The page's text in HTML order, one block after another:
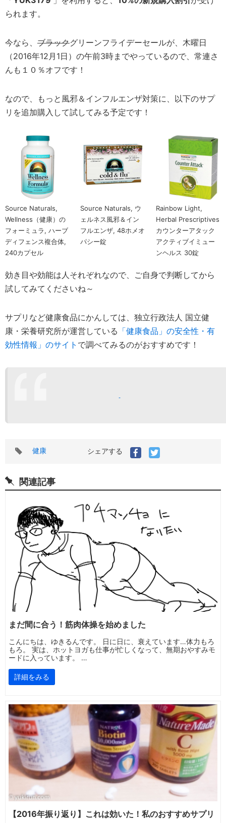
られます。
今なら、 ブラックグリーンフライデーセールが、木曜日
（2016年12月1日）の午前3時までやっているので、常連さ
んも１０％オフです！
なので、もっと風邪＆インフルエンザ対策に、以下のサプ
リを追加購入して試してみる予定です！
Source Naturals,
Wellness（健康）の
フォーミュラ, ハーブ
ディフェンス複合体,
240カプセル
Source Naturals, ウ
ェルネス風邪＆イン
フルエンザ, 48ホメオ
パシー錠
Rainbow Light,
Herbal Prescriptives
カウンターアタック
アクティブイミュー
ンヘルス 30錠
効き目や効能は人それぞれなので、ご自身で判断してから
試してみてくださいね～
サプリなど健康食品にかんしては、独立行政法人 国立健
康・栄養研究所が運営している 「健康食品」の安全性・有
効性情報」のサイト で調べてみるのがおすすめです！
タ
健康 シェアする
関連記事
まだ間に合う！筋肉体操を始めました
こんにちは、ゆきるんです。 日に日に、衰えています…体力もろ
もろ。 実は、ホットヨガも仕事が忙しくなって、無期おやすみモ
ードに入っています。 …
詳細をみる
【2016年振り返り】これは効いた！私のおすすめサプリ